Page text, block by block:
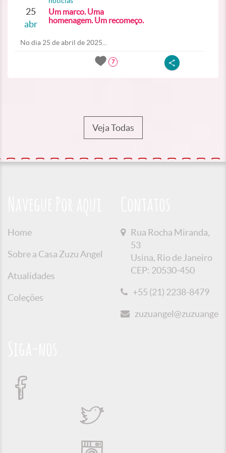
25
abr
Um marco. Uma
homenagem. Um recomeço.
No dia 25 de abril de 2025...
7
Veja Todas
Home
Sobre a Casa Zuzu Angel
Atualidades
Coleções
Rua Rocha Miranda,
53
Usina, Rio de Janeiro
CEP: 20530-450
+55 (21) 2238-8479